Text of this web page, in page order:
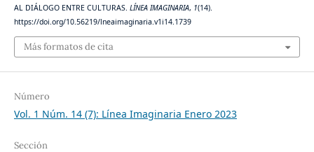
AL DIÁLOGO ENTRE CULTURAS. LÍNEA IMAGINARIA, 1(14).
https://doi.org/10.56219/lneaimaginaria.v1i14.1739
Más formatos de cita
Número
Vol. 1 Núm. 14 (7): Línea Imaginaria Enero 2023
Sección